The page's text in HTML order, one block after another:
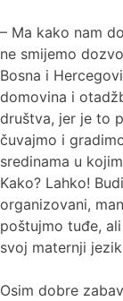
– Ma kako nam
ne smijemo
Bosna i
domovina i
društva, jer je to
čuvajmo i
sredinama u
Kako? Lahko!
organizovani,
poštujmo tuđe,
svoj maternji
Osim dobre